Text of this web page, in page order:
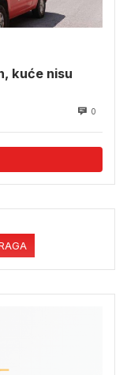
kuće nisu
0